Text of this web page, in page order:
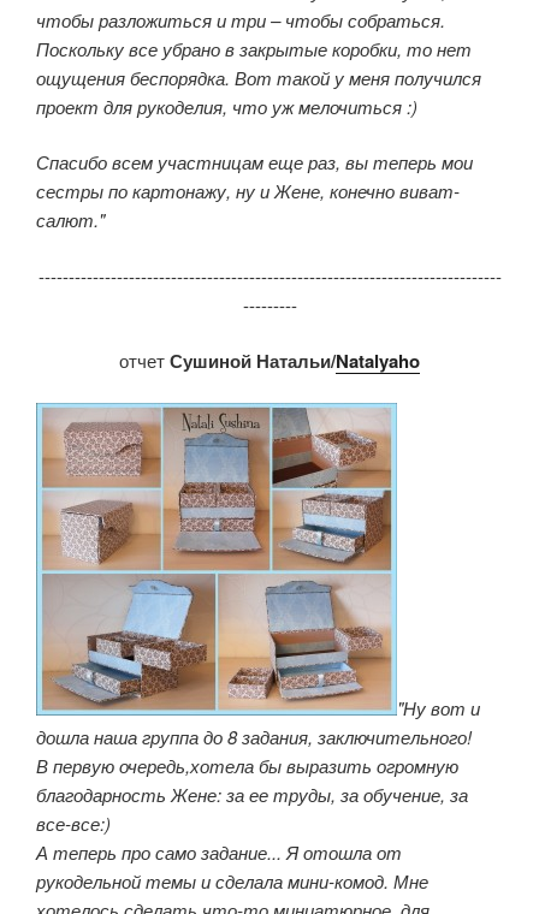
чтобы разложиться и три – чтобы собраться.
Поскольку все убрано в закрытые коробки, то нет
ощущения беспорядка. Вот такой у меня получился
проект для рукоделия, что уж мелочиться :)
Спасибо всем участницам еще раз, вы теперь мои
сестры по картонажу, ну и Жене, конечно виват-
салют."
-----------------------------------------------------------------------------
---------
отчетСушиной Натальи/Natalyaho
"Ну вот и
дошла наша группа до 8 задания, заключительного!
В первую очередь,хотела бы выразить огромную
благодарность Жене: за ее труды, за обучение, за
все-все:)
А теперь про само задание... Я отошла от
рукодельной темы и сделала мини-комод. Мне